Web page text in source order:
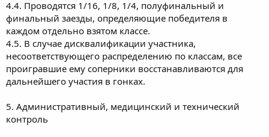
4.4. Проводятся 1/16, 1/8, 1/4, полуфинальный и
финальный заезды, определяющие победителя в
каждом отдельно взятом классе.
4.5. В случае дисквалификации участника,
несоответствующего распределению по классам, все
проигравшие ему соперники восстанавливаются для
дальнейшего участия в гонках.
5. Административный, медицинский и технический
контроль